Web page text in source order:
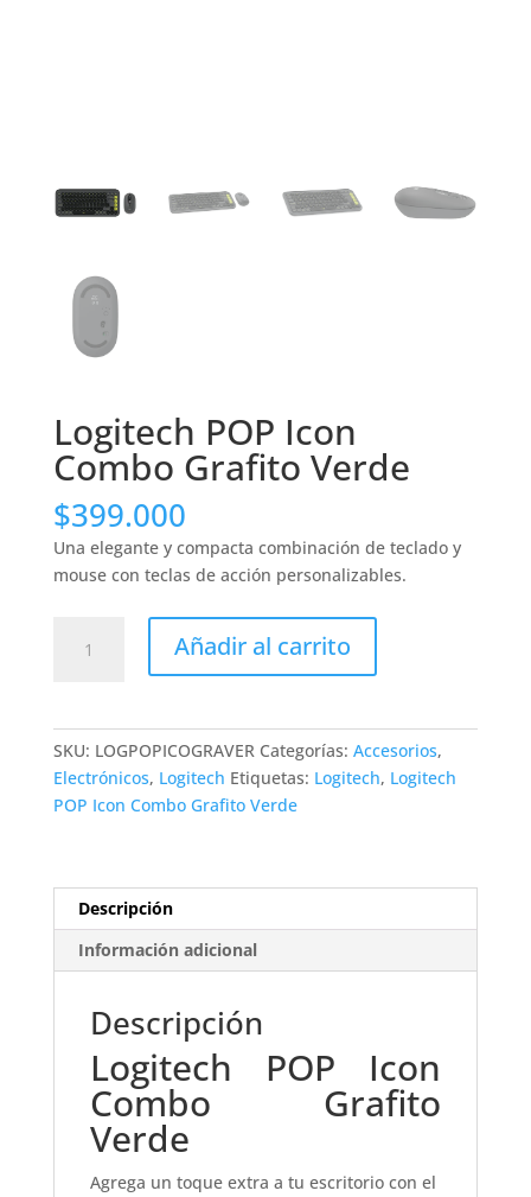
Logitech POP Icon
Combo Grafito Verde
$399.000
Una elegante y compacta combinación de teclado y
mouse con teclas de acción personalizables.
Verde
Añadir al carrito
SKU: LOGPOPICOGRAVER Categorías: Accesorios,
Electrónicos, Logitech Etiquetas: Logitech, Logitech
POP Icon Combo Grafito Verde
Descripción
Información adicional
Descripción
Logitech POP Icon
Combo Grafito
Verde
Agrega un toque extra a tu escritorio con el